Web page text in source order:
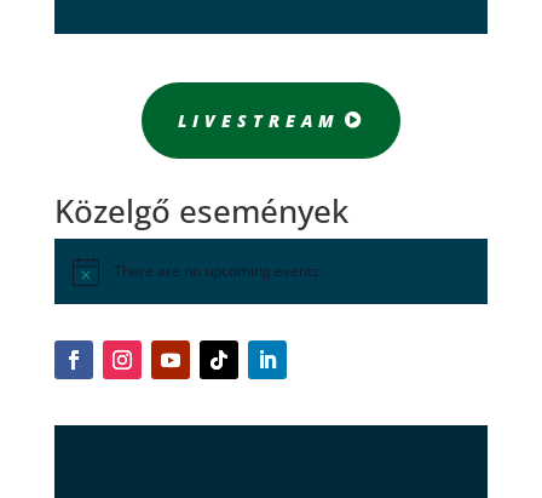
LIVESTREAM
Közelgő események
There are no upcoming events.